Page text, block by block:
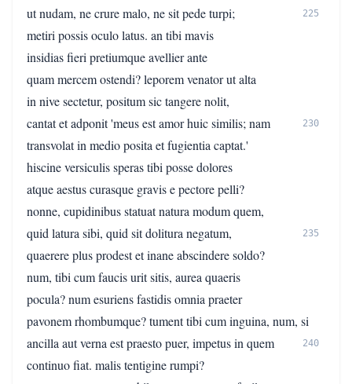
ut nudam, ne crure malo, ne sit pede turpi;
225
metiri possis oculo latus. an tibi mavis
insidias fieri pretiumque avellier ante
quam mercem ostendi? leporem venator ut alta
in nive sectetur, positum sic tangere nolit,
cantat et adponit 'meus est amor huic similis; nam
230
transvolat in medio posita et fugientia captat.'
hiscine versiculis speras tibi posse dolores
atque aestus curasque gravis e pectore pelli?
nonne, cupidinibus statuat natura modum quem,
quid latura sibi, quid sit dolitura negatum,
235
quaerere plus prodest et inane abscindere soldo?
num, tibi cum faucis urit sitis, aurea quaeris
pocula? num esuriens fastidis omnia praeter
pavonem rhombumque? tument tibi cum inguina, num, si
ancilla aut verna est praesto puer, impetus in quem
240
continuo fiat. malis tentigine rumpi?